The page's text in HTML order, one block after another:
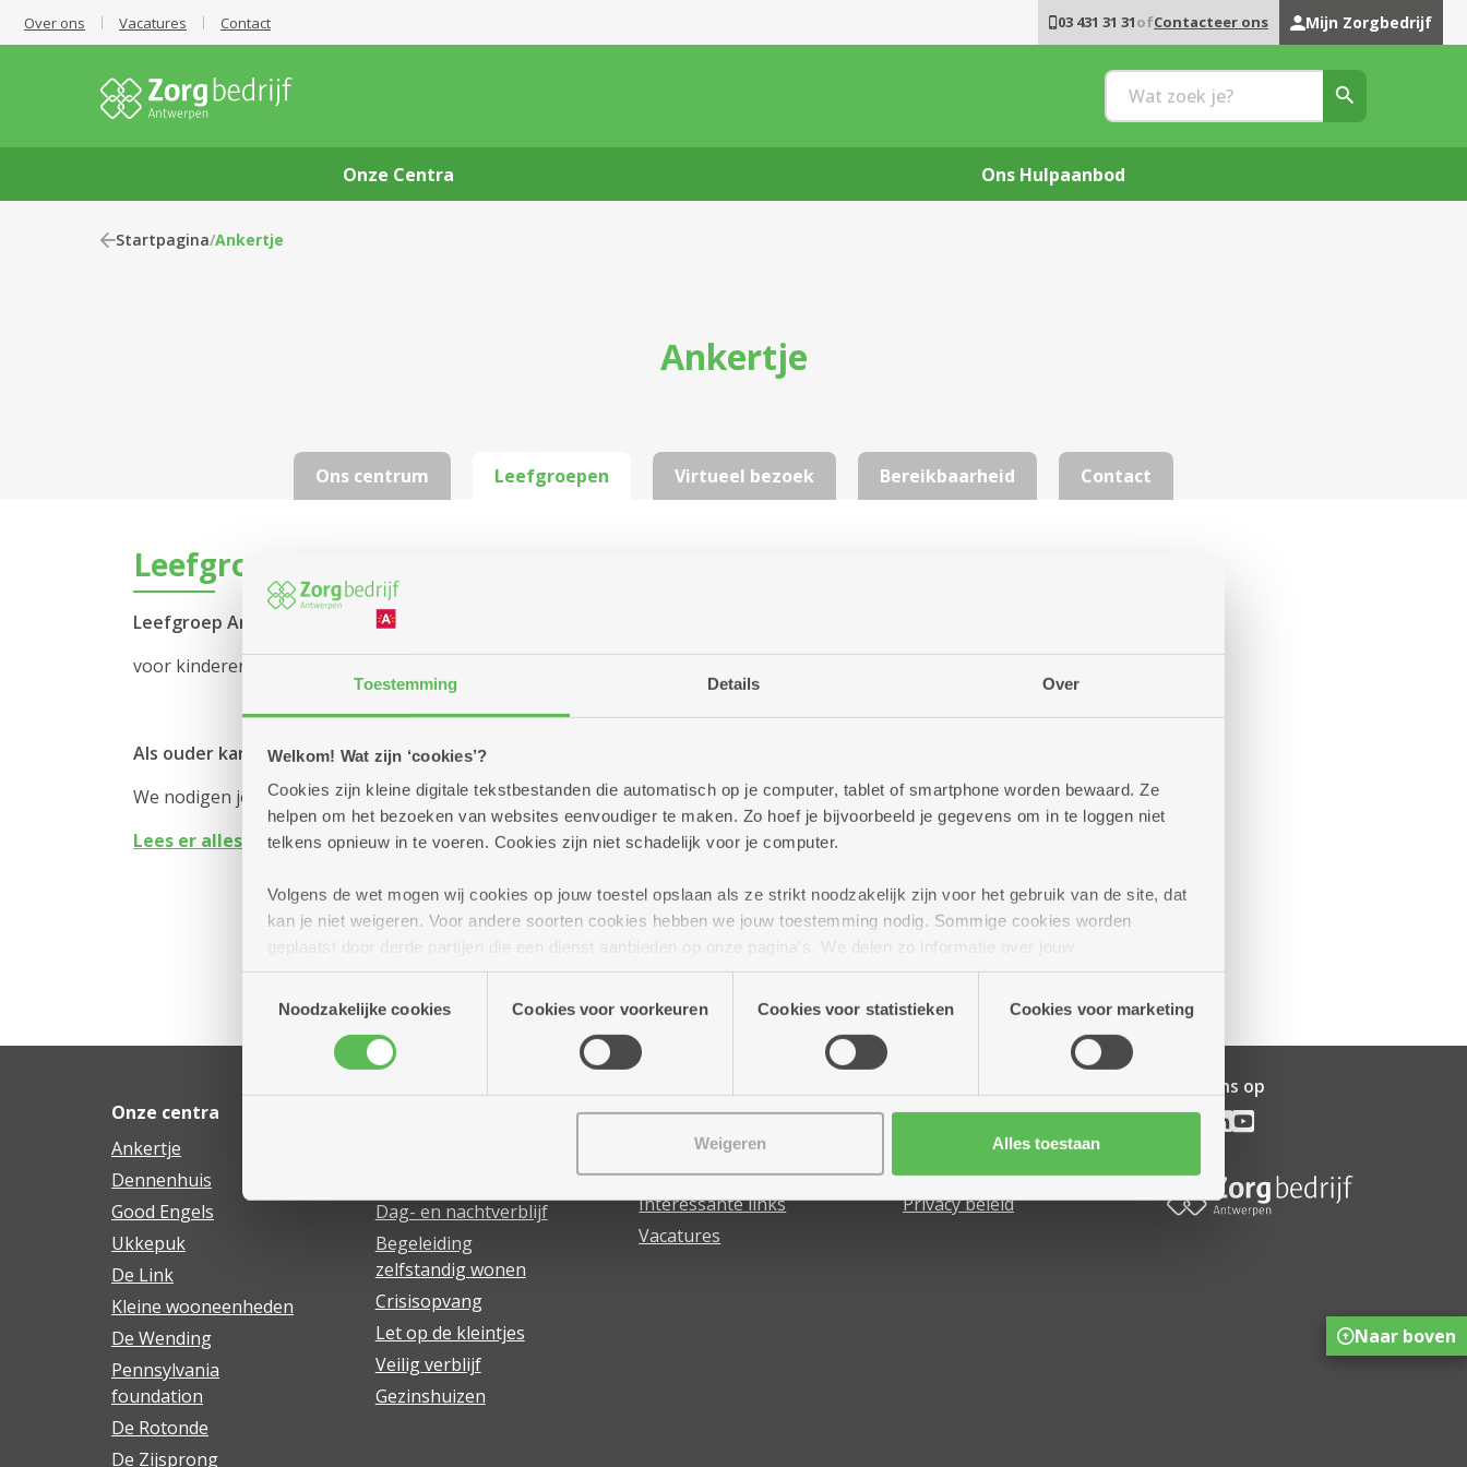
Toestemming Details Over
Welkom! Wat zijn ‘cookies’?
Cookies zijn kleine digitale tekstbestanden die automatisch op je computer, tablet of smartphone worden bewaard. Ze
helpen om het bezoeken van websites eenvoudiger te maken. Zo hoef je bijvoorbeeld je gegevens om in te loggen niet
telkens opnieuw in te voeren. Cookies zijn niet schadelijk voor je computer.
Volgens de wet mogen wij cookies op jouw toestel opslaan als ze strikt noodzakelijk zijn voor het gebruik van de site, dat
kan je niet weigeren. Voor andere soorten cookies hebben we jouw toestemming nodig. Sommige cookies worden
geplaatst door derde partijen die een dienst aanbieden op onze pagina's. We delen zo informatie over jouw
(geanonimiseerd) gebruik van onze site voor social media, advertenties en analyse. Deze partners kunnen deze gegevens
combineren met andere informatie die je aan hen verstrekte.
Noodzakelijke cookies
Cookies voor voorkeuren Cookies voor statistieken Cookies voor marketing
Weigeren Alles toestaan
Over ons Vacatures Contact 03 431 31 31ofContacteer ons Mijn Zorgbedrijf
Onze Centra Ons Hulpaanbod
Startpagina/Ankertje
Ankertje
Ons centrum Leefgroepen
Leefgroepen
Leefgroep Ankertje
voor kinderen van 0 tot 3 jaar (uitzonderlijk tot 6 jaar)
Als ouder kan je meekomen met je kind
We nodigen je uit om naar de leefgroep te komen samen met je kind, je kind bij ons te verzorgen en deel te nemen aan de activiteiten.
Lees er alles over bij de informatie over dagopvang.
Virtueel bezoek Bereikbaarheid Contact
Onze centra
Ankertje
Dennenhuis
Good Engels
Ukkepuk
De Link
Kleine wooneenheden
De Wending
Pennsylvania
foundation
De Rotonde
De Zijsprong
Dag- en nachtverblijf
Begeleiding
zelfstandig wonen
Crisisopvang
Let op de kleintjes
Veilig verblijf
Gezinshuizen
Jeugdzorg
Antwerpen
Aansprakelijkheid
Interessante links
Vacatures
Zorgbedrijf
Antwerpen
Bedrijfsprofiel
Privacy beleid
Volg ons op
Naar boven